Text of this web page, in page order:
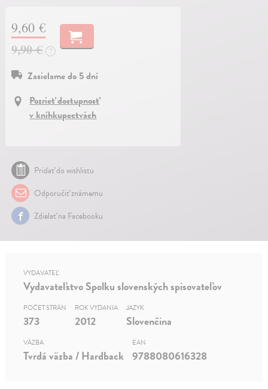
9,60 €
9,90 €
?
Zasielame do 5 dní
Pozrieť dostupnosť
v kníhkupectvách
Pridať do wishlistu
Odporučiť známemu
Zdielať na Facebooku
VYDAVATEĽ
Vydavateľstvo Spolku slovenských spisovateľov
POČET STRÁN
373
ROK VYDANIA
2012
JAZYK
Slovenčina
VÄZBA
Tvrdá väzba / Hardback
EAN
9788080616328